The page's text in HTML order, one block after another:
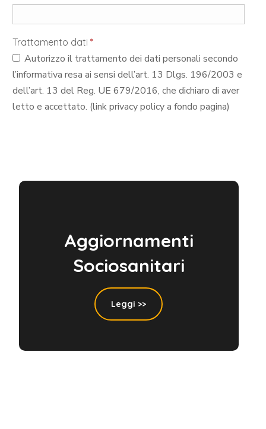
Trattamento dati*
Autorizzo il trattamento dei dati personali secondo
l’informativa resa ai sensi dell’art. 13 Dlgs. 196/2003 e
dell’art. 13 del Reg. UE 679/2016, che dichiaro di aver
letto e accettato. (link privacy policy a fondo pagina)
Aggiornamenti
Sociosanitari
Leggi >>